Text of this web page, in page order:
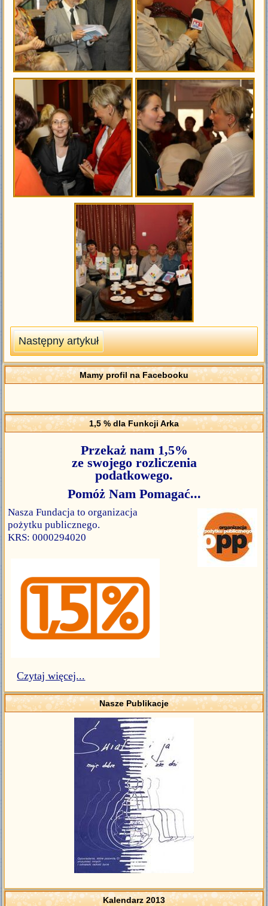
Następny artykuł
Mamy profil na Facebooku
1,5 % dla Funkcji Arka
Przekaż nam 1,5%
ze swojego rozliczenia
podatkowego.
Pomóż Nam Pomagać...
Nasza Fundacja to organizacja
pożytku publicznego.
KRS: 0000294020
Czytaj więcej...
Nasze Publikacje
Kalendarz 2013